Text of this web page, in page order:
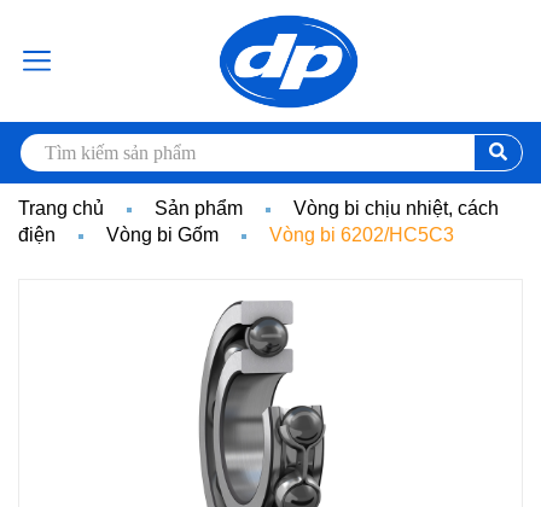
Trang chủ Sản phẩm
Vòng bi chịu nhiệt, cách
điện
Vòng bi Gốm Vòng bi 6202/HC5C3